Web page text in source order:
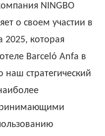
NINGBO
о своем участии в
2025, которая
Barceló Anfa в
стратегический